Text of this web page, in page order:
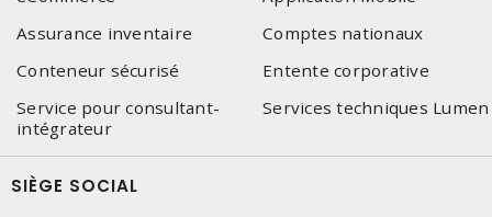
Assurance inventaire
Comptes nationaux
Conteneur sécurisé
Entente corporative
Service pour consultant-
intégrateur
Services techniques Lumen
SIÈGE SOCIAL